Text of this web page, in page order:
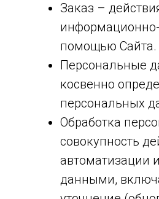
Заказ –
помощью Сайта.
Персональные
косвенно
персональных
Обработка
совокупность
автоматизации
данными,